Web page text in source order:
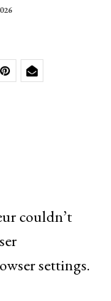
couldn’t
settings.